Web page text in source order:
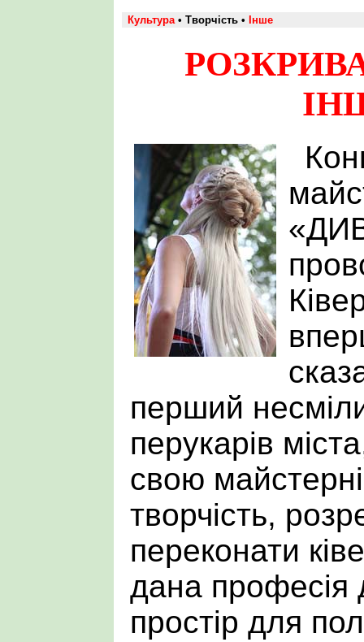
Культура• Творчість • Інше
перший
перукарів
свою
творчість,
переконати
дана професія
простір для